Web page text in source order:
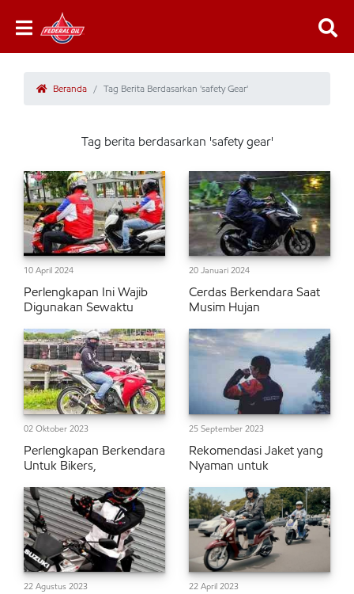
Beranda Tag Berita Berdasarkan 'safety Gear'
Tag berita berdasarkan 'safety gear'
10 April 2024
Perlengkapan Ini Wajib
Digunakan Sewaktu
20 Januari 2024
Cerdas Berkendara Saat
Musim Hujan
02 Oktober 2023
Perlengkapan Berkendara
Untuk Bikers,
25 September 2023
Rekomendasi Jaket yang
Nyaman untuk
22 Agustus 2023 22 April 2023